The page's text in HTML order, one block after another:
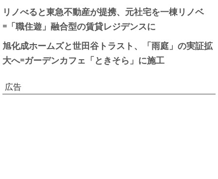
リノべると東急不動産が提携、元社宅を一棟リノベ
=「職住遊」融合型の賃貸レジデンスに
旭化成ホームズと世田谷トラスト、「雨庭」の実証拡
大へ=ガーデンカフェ「ときそら」に施工
広告